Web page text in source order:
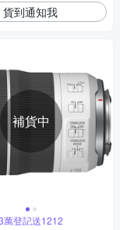
貨到通知我
補貨中
萬登記送1212